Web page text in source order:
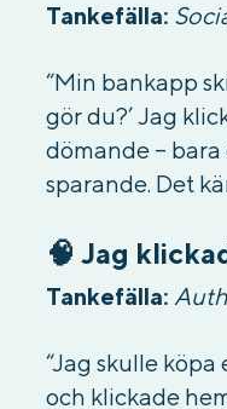
Tankefälla:
“Min bankapp
gör du?’ Jag
dömande –
sparande. Det
🧠 Jag
Tankefälla:
“Jag skulle
och klickade